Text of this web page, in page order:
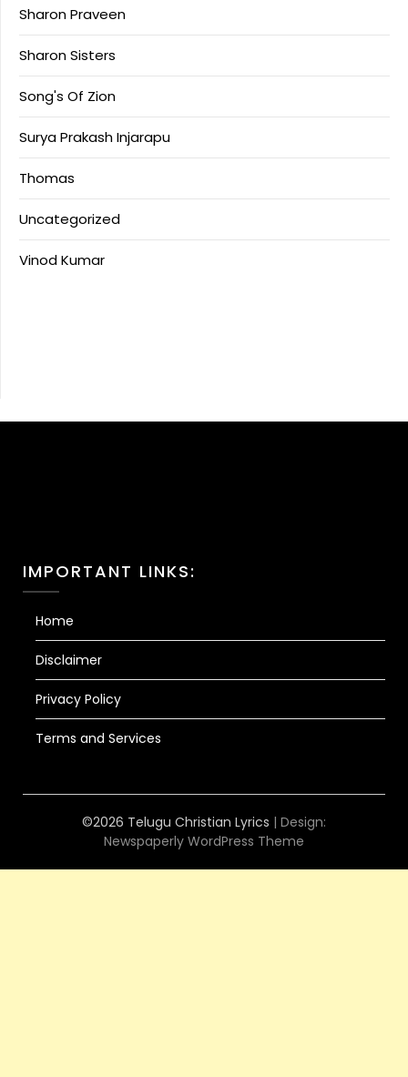
Sharon Praveen
Sharon Sisters
Song's Of Zion
Surya Prakash Injarapu
Thomas
Uncategorized
Vinod Kumar
IMPORTANT LINKS:
Home
Disclaimer
Privacy Policy
Terms and Services
©2026 Telugu Christian Lyrics | Design:
Newspaperly WordPress Theme